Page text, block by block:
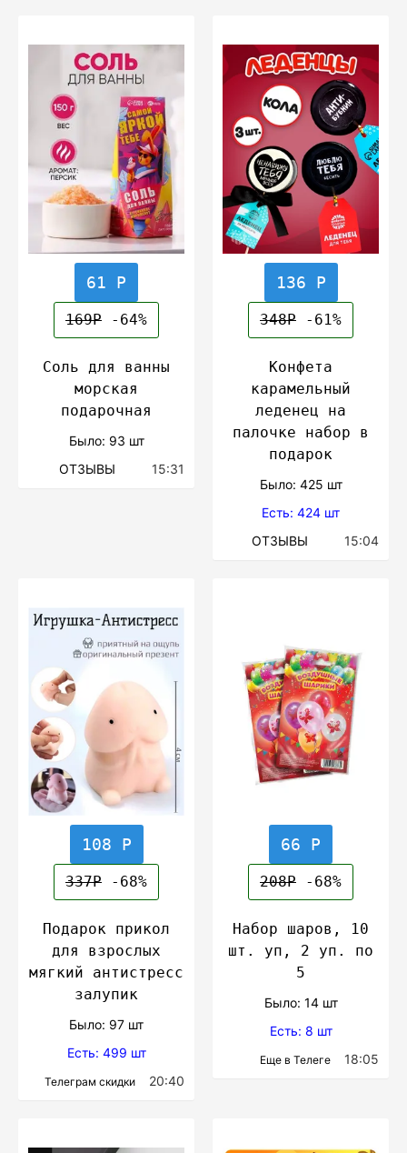
61 Р
169Р -64%
Соль для ванны
морская
подарочная
Было: 93 шт
ОТЗЫВЫ
15:31
136 Р
348Р -61%
Конфета
карамельный
леденец на
палочке набор в
подарок
Было: 425 шт
Есть: 424 шт
ОТЗЫВЫ
15:04
108 Р
337Р -68%
Подарок прикол
для взрослых
мягкий антистресс
залупик
Было: 97 шт
Есть: 499 шт
Телеграм скидки 20:40
66 Р
208Р -68%
Набор шаров, 10
шт. уп, 2 уп. по
5
Было: 14 шт
Есть: 8 шт
Еще в Телеге 18:05